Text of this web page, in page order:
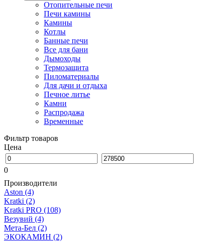
Отопительные печи
Печи камины
Камины
Котлы
Банные печи
Все для бани
Дымоходы
Термозащита
Пиломатериалы
Для дачи и отдыха
Печное литье
Камни
Распродажа
Временные
Фильтр товаров
Цена
0
Производители
Aston (4)
Kratki (2)
Kratki PRO (108)
Везувий (4)
Мета-Бел (2)
ЭКОКАМИН (2)